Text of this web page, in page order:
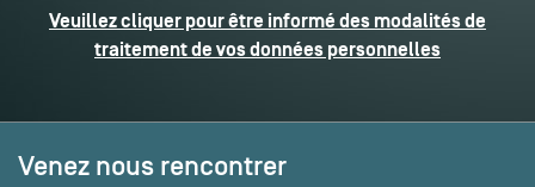
Veuillez cliquer pour être informé des modalités de
traitement de vos données personnelles
Venez nous rencontrer